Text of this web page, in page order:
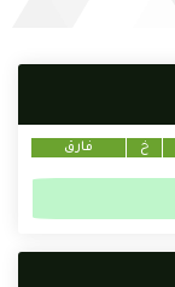
خ فارق